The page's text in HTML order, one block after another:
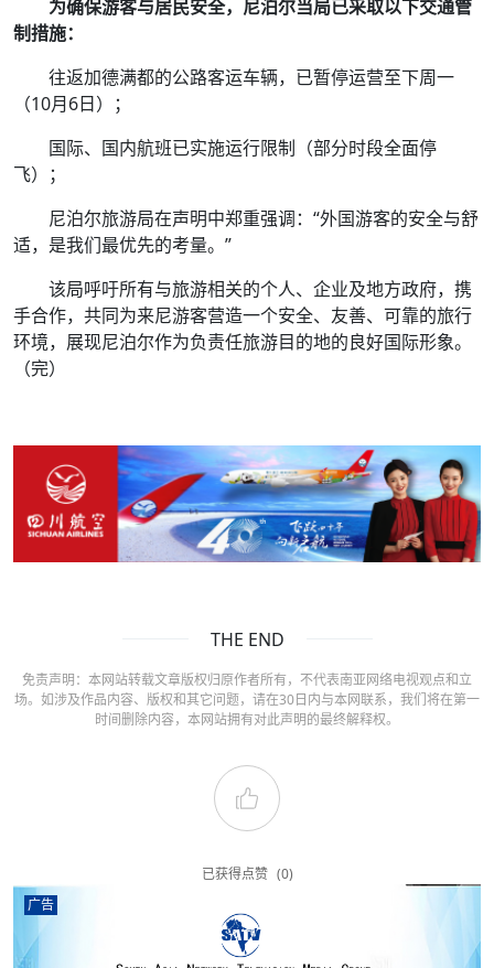
为确保游客与居民安全，尼泊尔当局已采取以下交通管
制措施：
往返加德满都的公路客运车辆，已暂停运营至下周一
（10月6日）；
国际、国内航班已实施运行限制（部分时段全面停
飞）；
尼泊尔旅游局在声明中郑重强调：“外国游客的安全与舒
适，是我们最优先的考量。”
该局呼吁所有与旅游相关的个人、企业及地方政府，携
手合作，共同为来尼游客营造一个安全、友善、可靠的旅行
环境，展现尼泊尔作为负责任旅游目的地的良好国际形象。
（完）
THE END
免责声明：本网站转载文章版权归原作者所有，不代表南亚网络电视观点和立
场。如涉及作品内容、版权和其它问题，请在30日内与本网联系，我们将在第一
时间删除内容，本网站拥有对此声明的最终解释权。
已获得点赞 (0)
广告